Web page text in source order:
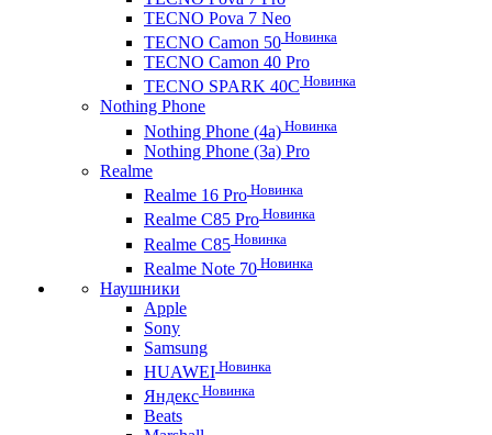
TECNO Pova 7 Neo
TECNO Camon 50 Новинка
TECNO Camon 40 Pro
TECNO SPARK 40C Новинка
Nothing Phone
Nothing Phone (4a) Новинка
Nothing Phone (3a) Pro
Realme
Realme 16 Pro Новинка
Realme C85 Pro Новинка
Realme C85 Новинка
Realme Note 70 Новинка
Наушники
Apple
Sony
Samsung
HUAWEI Новинка
Яндекс Новинка
Beats